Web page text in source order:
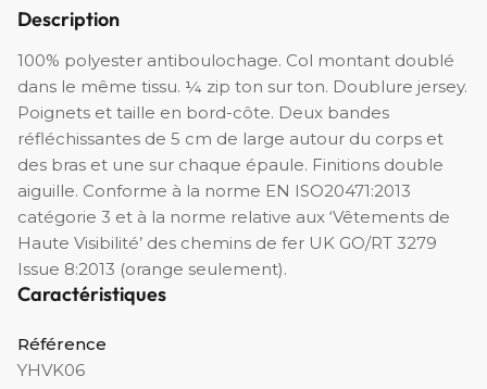
Description
100% polyester antiboulochage. Col montant doublé
dans le même tissu. ¼ zip ton sur ton. Doublure jersey.
Poignets et taille en bord-côte. Deux bandes
réfléchissantes de 5 cm de large autour du corps et
des bras et une sur chaque épaule. Finitions double
aiguille. Conforme à la norme EN ISO20471:2013
catégorie 3 et à la norme relative aux ‘Vêtements de
Haute Visibilité’ des chemins de fer UK GO/RT 3279
Issue 8:2013 (orange seulement).
Caractéristiques
Référence
YHVK06